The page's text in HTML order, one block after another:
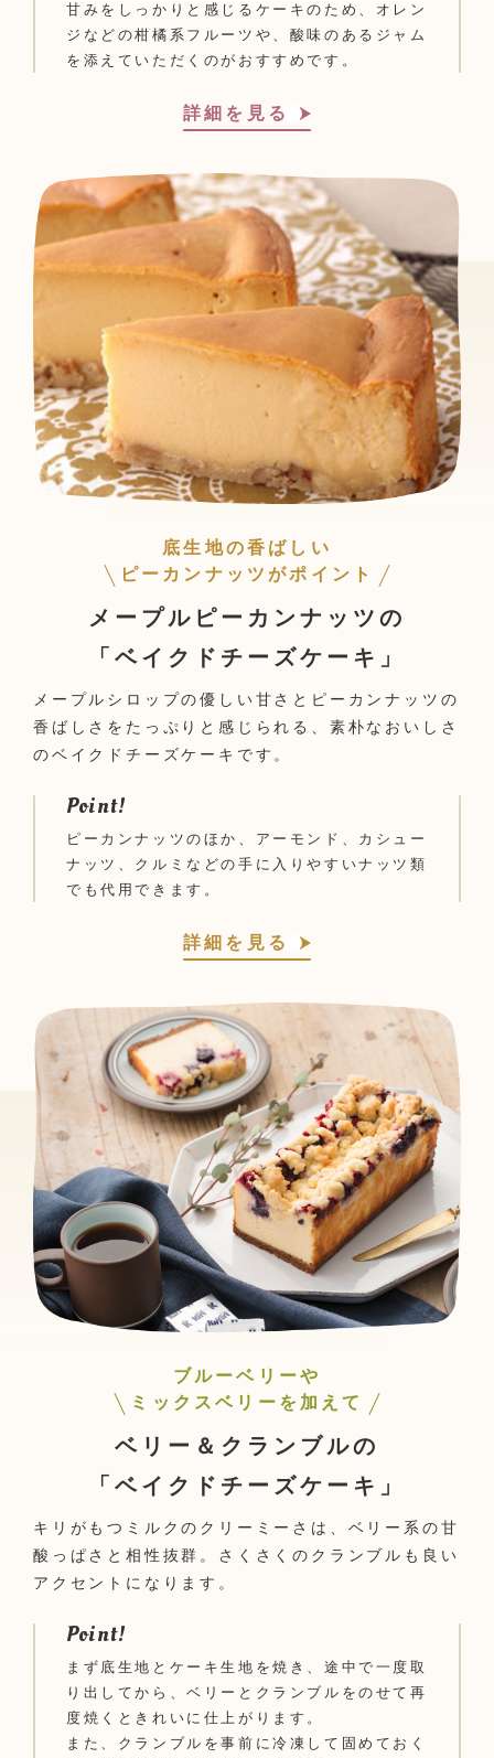
甘みをしっかりと感じるケーキのため、オレン
ジなどの柑橘系フルーツや、酸味のあるジャム
を添えていただくのがおすすめです。
詳細を見る
底生地の香ばしい
ピーカンナッツがポイント
メープルピーカンナッツの
「ベイクドチーズケーキ」
メープルシロップの優しい甘さとピーカンナッツの
香ばしさをたっぷりと感じられる、素朴なおいしさ
のベイクドチーズケーキです。
Point!
ピーカンナッツのほか、アーモンド、カシュー
ナッツ、クルミなどの手に入りやすいナッツ類
でも代用できます。
詳細を見る
ブルーベリーや
ミックスベリーを加えて
ベリー＆クランブルの
「ベイクドチーズケーキ」
キリがもつミルクのクリーミーさは、ベリー系の甘
酸っぱさと相性抜群。さくさくのクランブルも良い
アクセントになります。
Point!
まず底生地とケーキ生地を焼き、途中で一度取
り出してから、ベリーとクランブルをのせて再
度焼くときれいに仕上がります。
また、クランブルを事前に冷凍して固めておく